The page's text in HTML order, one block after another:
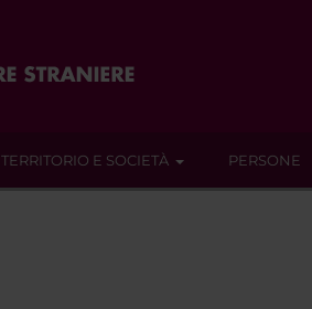
TERRITORIO E SOCIETÀ PERSONE